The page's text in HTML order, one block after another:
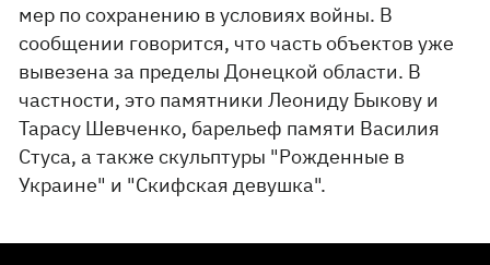
мер по сохранению в условиях войны. В
сообщении говорится, что часть объектов уже
вывезена за пределы Донецкой области. В
частности, это памятники Леониду Быкову и
Тарасу Шевченко, барельеф памяти Василия
Стуса, а также скульптуры "Рожденные в
Украине" и "Скифская девушка".